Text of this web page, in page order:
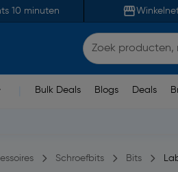
10 minuten
Bulk Deals Blogs Deals
Schroefbits Bits